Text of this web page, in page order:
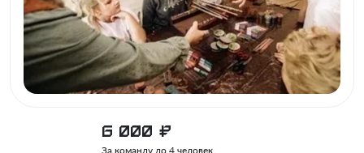
6 000 ₽
За команду до 4 человек.